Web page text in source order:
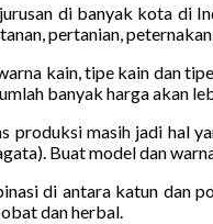
di banyak kota di
pertanian, peternakan
kain, tipe kain dan
banyak harga akan
masih jadi hal
Buat model dan
di antara katun dan
dan herbal.